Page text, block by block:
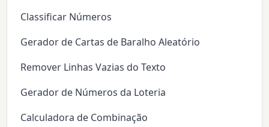
Classificar Números
Gerador de Cartas de Baralho Aleatório
Remover Linhas Vazias do Texto
Gerador de Números da Loteria
Calculadora de Combinação